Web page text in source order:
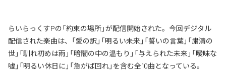
らいらっくすPの「約束の場所」が配信開始された。今回デジタル
配信された楽曲は、「愛の訳」「明るい未来」「誓いの言葉」「粛清の
世」「馴れ初めは雨」「暗闇の中の温もり」「与えられた未来」「曖昧な
嘘」「明るい休日に」「急がば回れ」を含む全10曲となっている。